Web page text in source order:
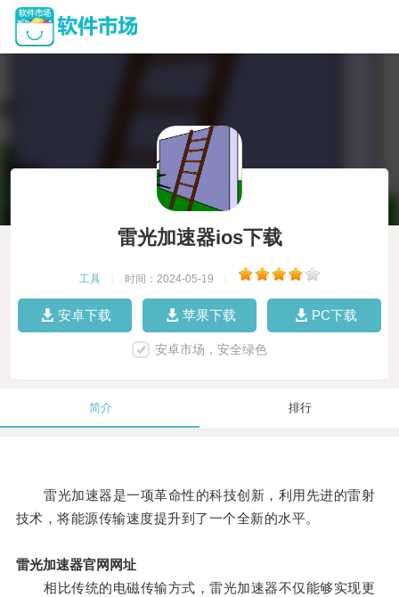
雷光加速器ios下载
工具 时间：2024-05-19
安卓下载 苹果下载 PC下载
安卓市场，安全绿色
简介 排行
雷光加速器是一项革命性的科技创新，利用先进的雷射
技术，将能源传输速度提升到了一个全新的水平。
雷光加速器官网网址
相比传统的电磁传输方式，雷光加速器不仅能够实现更